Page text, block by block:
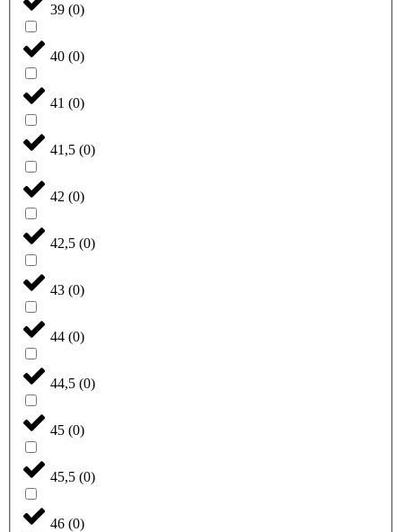
39 (0)
40 (0)
41 (0)
41,5 (0)
42 (0)
42,5 (0)
43 (0)
44 (0)
44,5 (0)
45 (0)
45,5 (0)
46 (0)